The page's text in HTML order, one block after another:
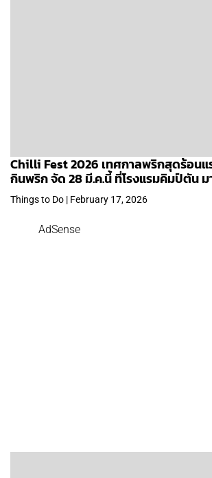
Chilli Fest 2026 เทศกาลพริกสุดร้อน
กินพริก จัด 28 มี.ค.นี้ ที่โรงแรมคิมป์ตัน
Things to Do | February 17, 2026
AdSense